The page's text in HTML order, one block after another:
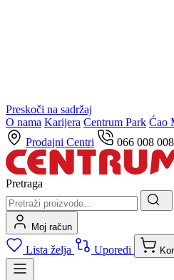
Preskoči na sadržaj
O nama Karijera Centrum Park Ćao
Prodajni Centri
066 008 008
Pretraga
Moj račun
Lista želja Uporedi